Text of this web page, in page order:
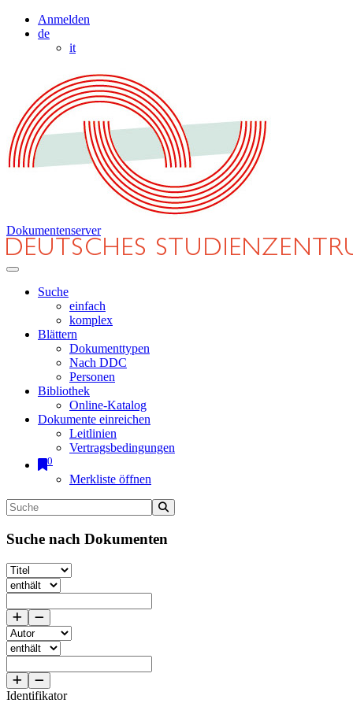
Anmelden
de
it
Dokumentenserver
Suche
einfach
komplex
Blättern
Dokumenttypen
Nach DDC
Personen
Bibliothek
Online-Katalog
Dokumente einreichen
Leitlinien
Vertragsbedingungen
0
Merkliste öffnen
Suche nach Dokumenten
Identifikator